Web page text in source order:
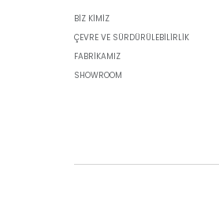
BIZ KIMIZ
ÇEVRE VE SÜRDÜRÜLEBILIRLIK
FABRİKAMIZ
SHOWROOM